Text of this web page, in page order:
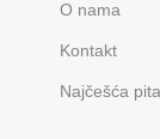
O nama
Kontakt
Najčešća